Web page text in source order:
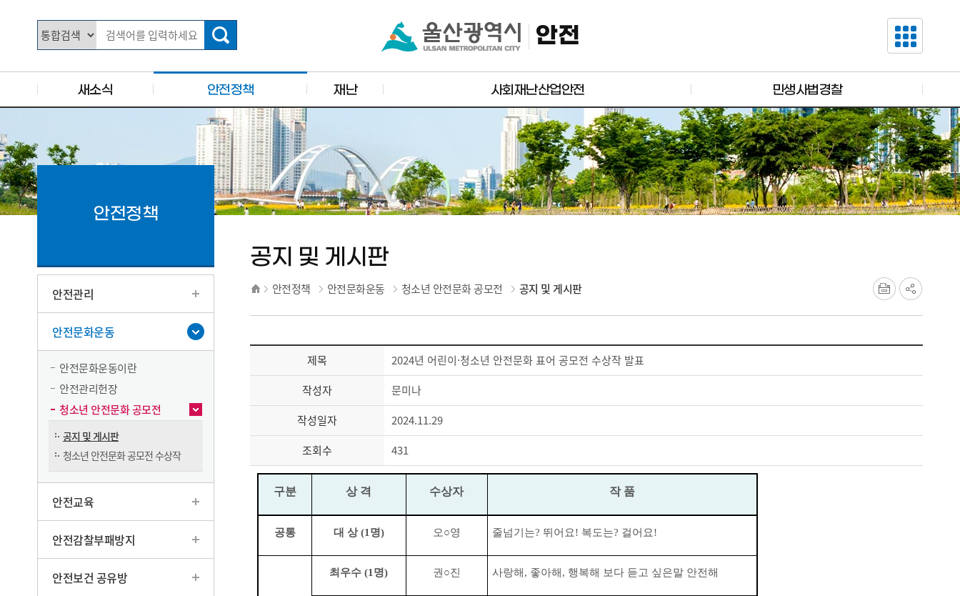
안전
새소식 안전정책 재난 사회재난산업안전 민생사법경찰
안전정책
안전관리
안전문화운동
안전문화운동이란
안전관리헌장
청소년 안전문화 공모전
공지 및 게시판
청소년 안전문화 공모전 수상작
안전교육
안전감찰부패방지
안전보건 공유방
공지 및 게시판
안전정책 안전문화운동 청소년 안전문화 공모전 공지 및 게시판
제목
2024년 어린이·청소년 안전문화 표어 공모전 수상작 발표
작성자
문미나
작성일자
2024.11.29
조회수
431
구분 상 격 수상자 작 품
공통 대 상(1 명) 오○영 줄넘기는? 뛰어요! 복도는? 걸어요!
최우수(1 명) 권 ○진 사랑해 , 좋아해 , 행복해 보다 듣고 싶은말 안전해